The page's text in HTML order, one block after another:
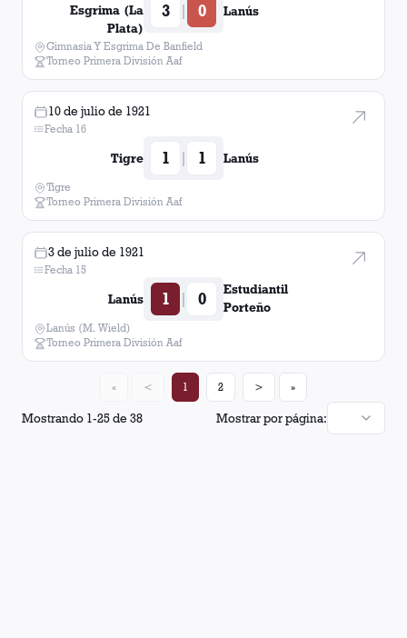
Esgrima (La
Plata)
3 | 0 Lanús
Gimnasia Y Esgrima De Banfield
Torneo Primera División Aaf
10 de julio de 1921
Fecha 16
Tigre 1 | 1 Lanús
Tigre
Torneo Primera División Aaf
3 de julio de 1921
Fecha 15
Lanús 1 | 0
Estudiantil
Porteño
Lanús (M. Wield)
Torneo Primera División Aaf
Mostrando 1-25de38 Mostrar por página:
« < 1 2 > »